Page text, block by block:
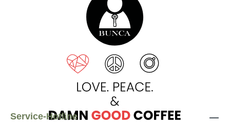
Service-Hotline